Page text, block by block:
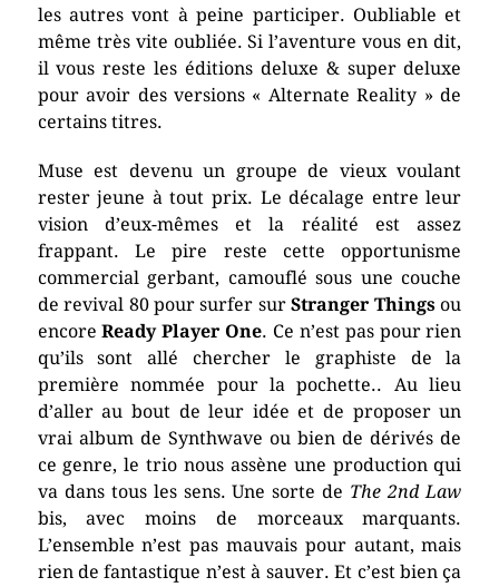
les autres vont à peine participer. Oubliable et
même très vite oubliée. Si l’aventure vous en dit,
il vous reste les éditions deluxe & super deluxe
pour avoir des versions « Alternate Reality » de
certains titres.
Muse est devenu un groupe de vieux voulant
rester jeune à tout prix. Le décalage entre leur
vision d’eux-mêmes et la réalité est assez
frappant. Le pire reste cette opportunisme
commercial gerbant, camouflé sous une couche
de revival 80 pour surfer surStranger Thingsou
encoreReady Player One. Ce n’est pas pour rien
qu’ils sont allé chercher le graphiste de la
première nommée pour la pochette.. Au lieu
d’aller au bout de leur idée et de proposer un
vrai album de Synthwave ou bien de dérivés de
ce genre, le trio nous assène une production qui
va dans tous les sens. Une sorte de The 2nd Law
bis, avec moins de morceaux marquants.
L’ensemble n’est pas mauvais pour autant, mais
rien de fantastique n’est à sauver. Et c’est bien ça